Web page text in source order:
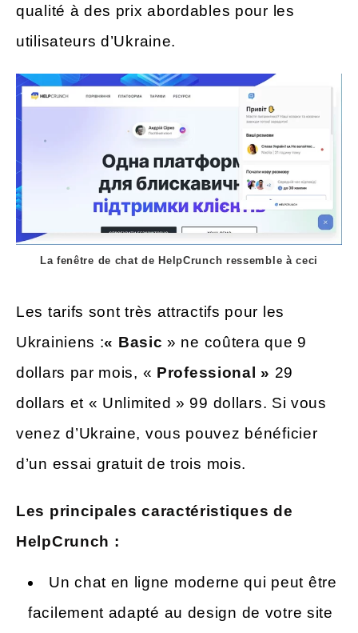
qualité à des prix abordables pour les
utilisateurs d’Ukraine.
La fenêtre de chat de HelpCrunch ressemble à ceci
Les tarifs sont très attractifs pour les
Ukrainiens :« Basic » ne coûtera que 9
dollars par mois, « Professional » 29
dollars et « Unlimited » 99 dollars. Si vous
venez d’Ukraine, vous pouvez bénéficier
d’un essai gratuit de trois mois.
Les principales caractéristiques de
HelpCrunch :
Un chat en ligne moderne qui peut être
facilement adapté au design de votre site